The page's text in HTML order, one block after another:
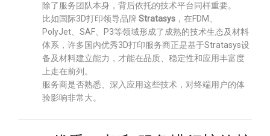
除了服务团队本身，背后依托的技术平台同样重要。
比如国际3D打印领导品牌 Stratasys ，在FDM、
PolyJet、SAF、P3等领域形成了成熟的技术生态及材料
体系，许多国内优秀3D打印服务商正是基于Stratasys设
备及材料建立能力，才能在品质、稳定性和应用丰富度
上走在前列。
服务商是否熟悉、深入应用这些技术，对终端用户的体
验影响非常大。